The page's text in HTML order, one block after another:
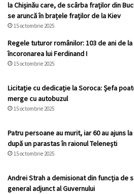
la Chișinău care, de scârba fraților din
se aruncă în brațele fraților de la Kiev
15 octombrie 2025
Regele tuturor românilor: 103 de ani de la
încoronarea lui Ferdinand I
15 octombrie 2025
Licitație cu dedicație la Soroca: Șefa
merge cu autobuzul
15 octombrie 2025
Patru persoane au murit, iar 60 au ajuns
după un parastas în raionul Telenești
15 octombrie 2025
Andrei Strah a demisionat din funcția de
general adjunct al Guvernului